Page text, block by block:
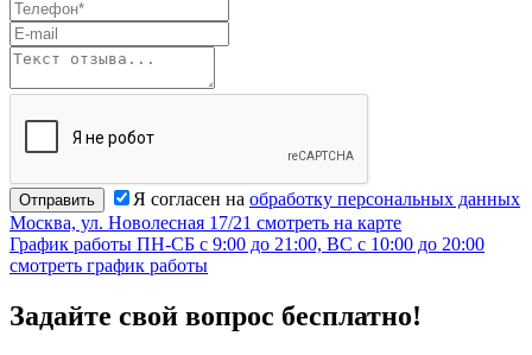
Отправить Я согласен на обработку персональных данных
Москва, ул. Новолесная 17/21 смотреть на карте
График работы ПН-СБ с 9:00 до 21:00, ВС с 10:00 до 20:00
смотреть график работы
Задайте свой вопрос бесплатно!